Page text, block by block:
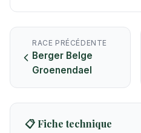
RACE PRÉCÉDENTE
Berger Belge
Groenendael
📋 Fiche technique